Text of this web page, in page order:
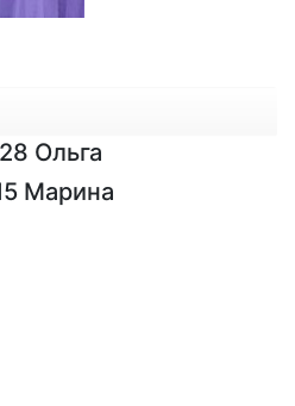
Ольга
Марина